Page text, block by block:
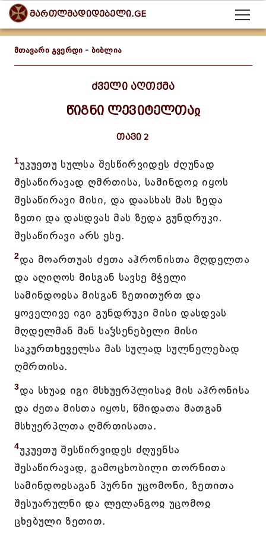
მართლმადიდებელი.GE
მთავარი გვერდი - ბიბლია
ძველი აღთქმა
წიგნი ლევიტელთაჲ
თავი 2
1უკუეთუ სულსა შესწირვიდეს ძღუნად
შესაწირავად ღმრთისა, სამინდოჲ იყოს
შესაწირავი მისი, და დაასხას მას ზედა
ზეთი და დასდვას მას ზედა გუნდრუკი.
შესაწირავი არს ესე.
2და მოართუას ძეთა აჰრონისთა მღდელთა
და აღიღოს მისგან სავსე მჭელი
სამინდოჲსა მისგან ზეთითურთ და
ყოველივე იგი გუნდრუკი მისი დასდვას
მღდელმან მან საჴსენებელი მისი
საკურთხეველსა მას სულად სულნელებად
ღმრთისა.
3და სხუაჲ იგი მსხუერპლისაჲ მის აჰრონისა
და ძეთა მისთა იყოს, წმიდათა მათგან
მსხუერპლთა ღმრთისათა.
4უკუეთუ შესწირვიდეს ძღუენსა
შესაწირავად, გამოცხობილი თორნითა
სამინდოჲსაგან პურნი უცომონი, ზეთითა
შესუარულნი და ლელანგოჲ უცომოჲ
ცხებული ზეთით.